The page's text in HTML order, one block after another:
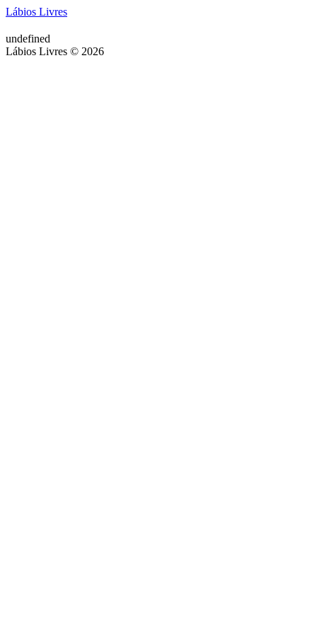
Lábios Livres
undefined
Lábios Livres © 2026